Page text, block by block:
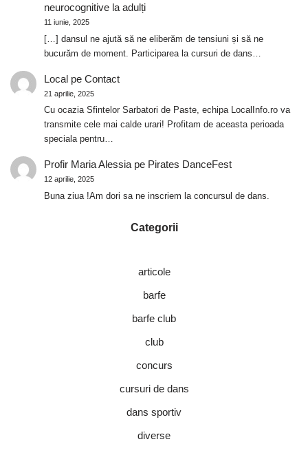
neurocognitive la adulți
11 iunie, 2025
[…] dansul ne ajută să ne eliberăm de tensiuni și să ne
bucurăm de moment. Participarea la cursuri de dans…
Localpe Contact
21 aprilie, 2025
Cu ocazia Sfintelor Sarbatori de Paste, echipa LocalInfo.ro va
transmite cele mai calde urari! Profitam de aceasta perioada
speciala pentru…
Profir Maria Alessiape Pirates DanceFest
12 aprilie, 2025
Buna ziua !Am dori sa ne inscriem la concursul de dans.
Categorii
articole
barfe
barfe club
club
concurs
cursuri de dans
dans sportiv
diverse